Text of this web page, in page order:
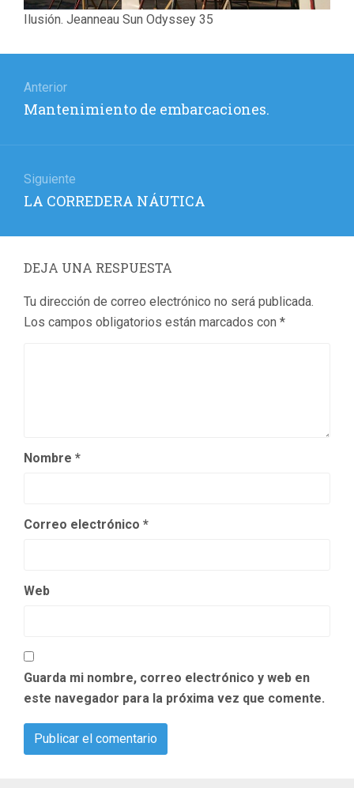
Ilusión. Jeanneau Sun Odyssey 35
de
entradas
Anterior
Entrada
Mantenimiento de embarcaciones.
Siguiente
Entrada
LA CORREDERA NÁUTICA
DEJA UNA RESPUESTA
Tu dirección de correo electrónico no será publicada.
Los campos obligatorios están marcados con *
Nombre *
Correo electrónico *
Web
Guarda mi nombre, correo electrónico y web en
este navegador para la próxima vez que comente.